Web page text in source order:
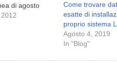
di agosto
Come trovare
esatte di
proprio sistema
Agosto 4, 2019
In "Blog"